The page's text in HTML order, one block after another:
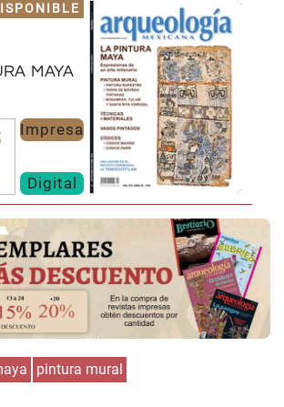
maya
Impresa
Digital
pintura mural